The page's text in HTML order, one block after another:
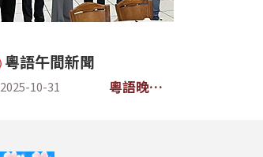
粵語午間新聞
2025-10-31
粵語晚間